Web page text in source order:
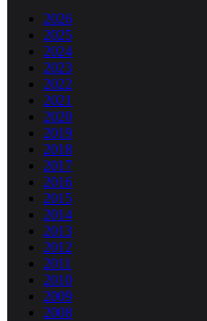
2026
2025
2024
2023
2022
2021
2020
2019
2018
2017
2016
2015
2014
2013
2012
2011
2010
2009
2008